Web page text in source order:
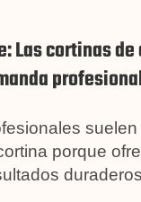
Las cortinas
porque